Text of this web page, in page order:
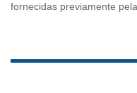
fornecidas previamente